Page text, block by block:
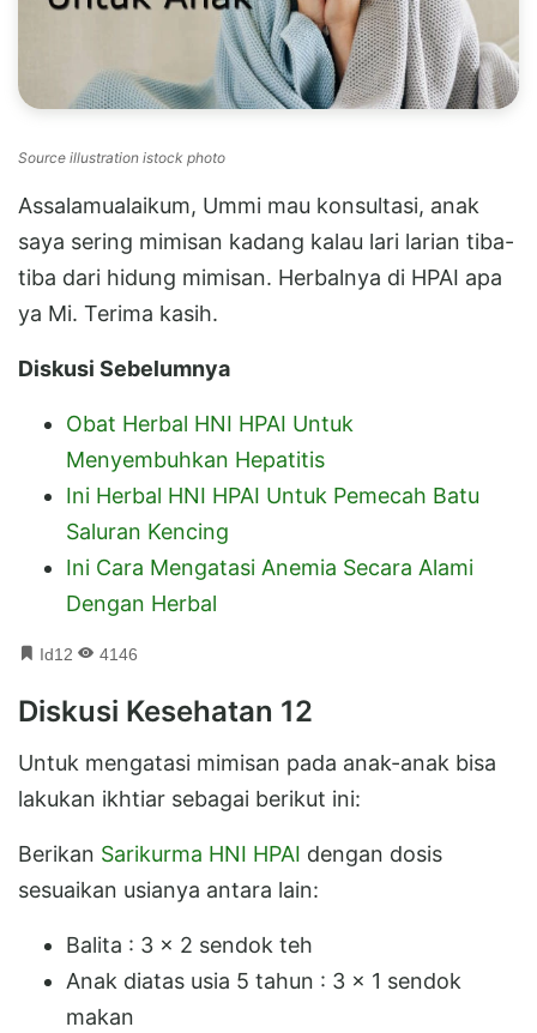
Source illustration istock photo
Assalamualaikum, Ummi mau konsultasi, anak
saya sering mimisan kadang kalau lari larian tiba-
tiba dari hidung mimisan. Herbalnya di HPAI apa
ya Mi. Terima kasih.
Diskusi Sebelumnya
Obat Herbal HNI HPAI Untuk
Menyembuhkan Hepatitis
Ini Herbal HNI HPAI Untuk Pemecah Batu
Saluran Kencing
Ini Cara Mengatasi Anemia Secara Alami
Dengan Herbal
Id12 4146
Diskusi Kesehatan 12
Untuk mengatasi mimisan pada anak-anak bisa
lakukan ikhtiar sebagai berikut ini:
Berikan Sarikurma HNI HPAI dengan dosis
sesuaikan usianya antara lain:
Balita : 3 x 2 sendok teh
Anak diatas usia 5 tahun : 3 x 1 sendok
makan